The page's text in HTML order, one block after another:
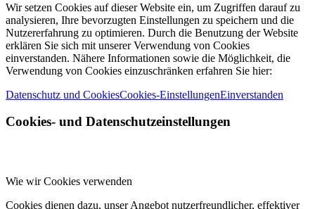
Wir setzen Cookies auf dieser Website ein, um Zugriffen darauf zu
analysieren, Ihre bevorzugten Einstellungen zu speichern und die
Nutzererfahrung zu optimieren. Durch die Benutzung der Website
erklären Sie sich mit unserer Verwendung von Cookies
einverstanden. Nähere Informationen sowie die Möglichkeit, die
Verwendung von Cookies einzuschränken erfahren Sie hier:
Datenschutz und CookiesCookies-EinstellungenEinverstanden
Cookies- und Datenschutzeinstellungen
Wie wir Cookies verwenden
Cookies dienen dazu, unser Angebot nutzerfreundlicher, effektiver